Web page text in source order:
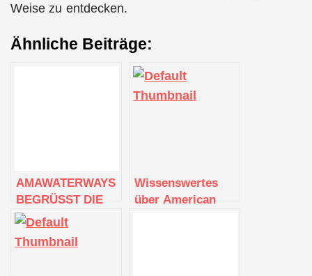
Weise zu entdecken.
Ähnliche Beiträge:
AMAWATERWAYS
BEGRÜSST DIE
AMALUCIA IN
EUROPÄISCHEN
Wissenswertes
über American